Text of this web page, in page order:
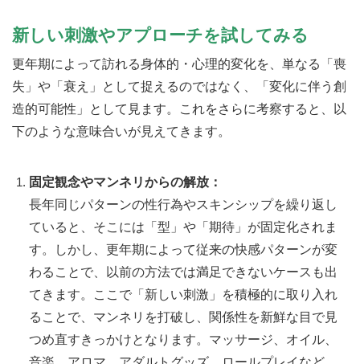
新しい刺激やアプローチを試してみる
更年期によって訪れる身体的・心理的変化を、単なる「喪
失」や「衰え」として捉えるのではなく、「変化に伴う創
造的可能性」として見ます。これをさらに考察すると、以
下のような意味合いが見えてきます。
固定観念やマンネリからの解放：
長年同じパターンの性行為やスキンシップを繰り返し
ていると、そこには「型」や「期待」が固定化されま
す。しかし、更年期によって従来の快感パターンが変
わることで、以前の方法では満足できないケースも出
てきます。ここで「新しい刺激」を積極的に取り入れ
ることで、マンネリを打破し、関係性を新鮮な目で見
つめ直すきっかけとなります。マッサージ、オイル、